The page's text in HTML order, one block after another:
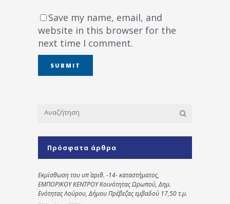
Save my name, email, and
website in this browser for the
next time I comment.
Πρόσφατα άρθρα
Εκμίσθωση του υπ΄ αριθ. -14- καταστήματος,
ΕΜΠΟΡΙΚΟΥ ΚΕΝΤΡΟΥ Κοινότητας Ωρωπού, Δημ.
Ενότητας Λούρου, Δήμου Πρέβεζας εμβαδού 17,50 τ.μ.